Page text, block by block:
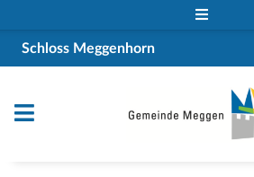
Schloss Meggenhorn